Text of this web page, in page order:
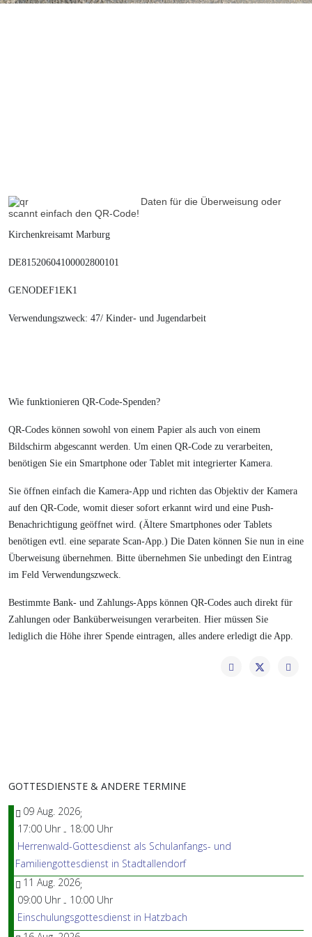
Daten für die Überweisung oder
scannt einfach den QR-Code!
Kirchenkreisamt Marburg
DE81520604100002800101
GENODEF1EK1
Verwendungszweck: 47/ Kinder- und Jugendarbeit
Wie funktionieren QR-Code-Spenden?
QR-Codes können sowohl von einem Papier als auch von einem
Bildschirm abgescannt werden. Um einen QR-Code zu verarbeiten,
benötigen Sie ein Smartphone oder Tablet mit integrierter Kamera.
Sie öffnen einfach die Kamera-App und richten das Objektiv der Kamera
auf den QR-Code, womit dieser sofort erkannt wird und eine Push-
Benachrichtigung geöffnet wird. (Ältere Smartphones oder Tablets
benötigen evtl. eine separate Scan-App.) Die Daten können Sie nun in eine
Überweisung übernehmen. Bitte übernehmen Sie unbedingt den Eintrag
im Feld Verwendungszweck.
Bestimmte Bank- und Zahlungs-Apps können QR-Codes auch direkt für
Zahlungen oder Banküberweisungen verarbeiten. Hier müssen Sie
lediglich die Höhe ihrer Spende eintragen, alles andere erledigt die App.
GOTTESDIENSTE & ANDERE TERMINE
09 Aug. 2026;
17:00 Uhr - 18:00 Uhr
Herrenwald-Gottesdienst als Schulanfangs- und
Familiengottesdienst in Stadtallendorf
11 Aug. 2026;
09:00 Uhr - 10:00 Uhr
Einschulungsgottesdienst in Hatzbach